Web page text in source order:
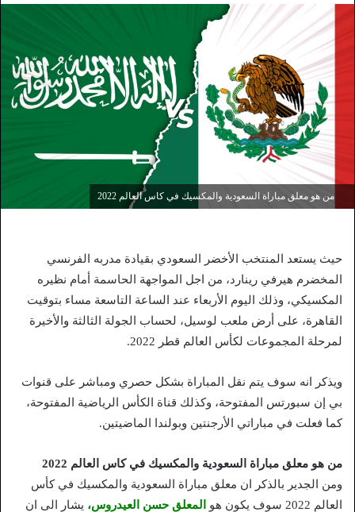
من هو معلق مباراة السعودية والمكسيك في كاس العالم 2022
حيث يستعد المنتخب الأخضر السعودي بقيادة مدربه الفرنسي
المخضرم هيرفي رينارد، من اجل المواجهة الحاسمة أمام نظيره
المكسيكي، وذلك اليوم الأربعاء عند الساعة التاسعة مساء بتوقيت
القاهرة، على أرض ملعب لوسيل، لحساب الجولة الثالثة والأخيرة
لمرحلة المجموعات لكأس العالم قطر 2022.
ويذكر انه سوف يتم نقل المباراة بشكل حصري ومباشر على قنوات
بي إن سبورتس المفتوحة، وكذلك قناة الكأس الرياضية المفتوحة،
كما فعلت في مباراتي الأرجنتين وبولندا الماضيتين.
من هو معلق مباراة السعودية والمكسيك في كاس العالم 2022
ومن الجدير بالذكر ان معلق مباراة السعودية والمكسيك في كأس
العالم 2022 سوف يكون هو
المعلق حسن العيدروس، يشار الى ان